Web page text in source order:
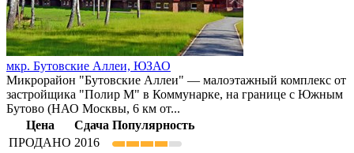
мкр. Бутовские Аллеи, ЮЗАО
Микрорайон "Бутовские Аллеи" — малоэтажный комплекс от
застройщика "Полир М" в Коммунарке, на границе с Южным
Бутово (НАО Москвы, 6 км от...
Цена
Сдача Популярность
ПРОДАНО 2016